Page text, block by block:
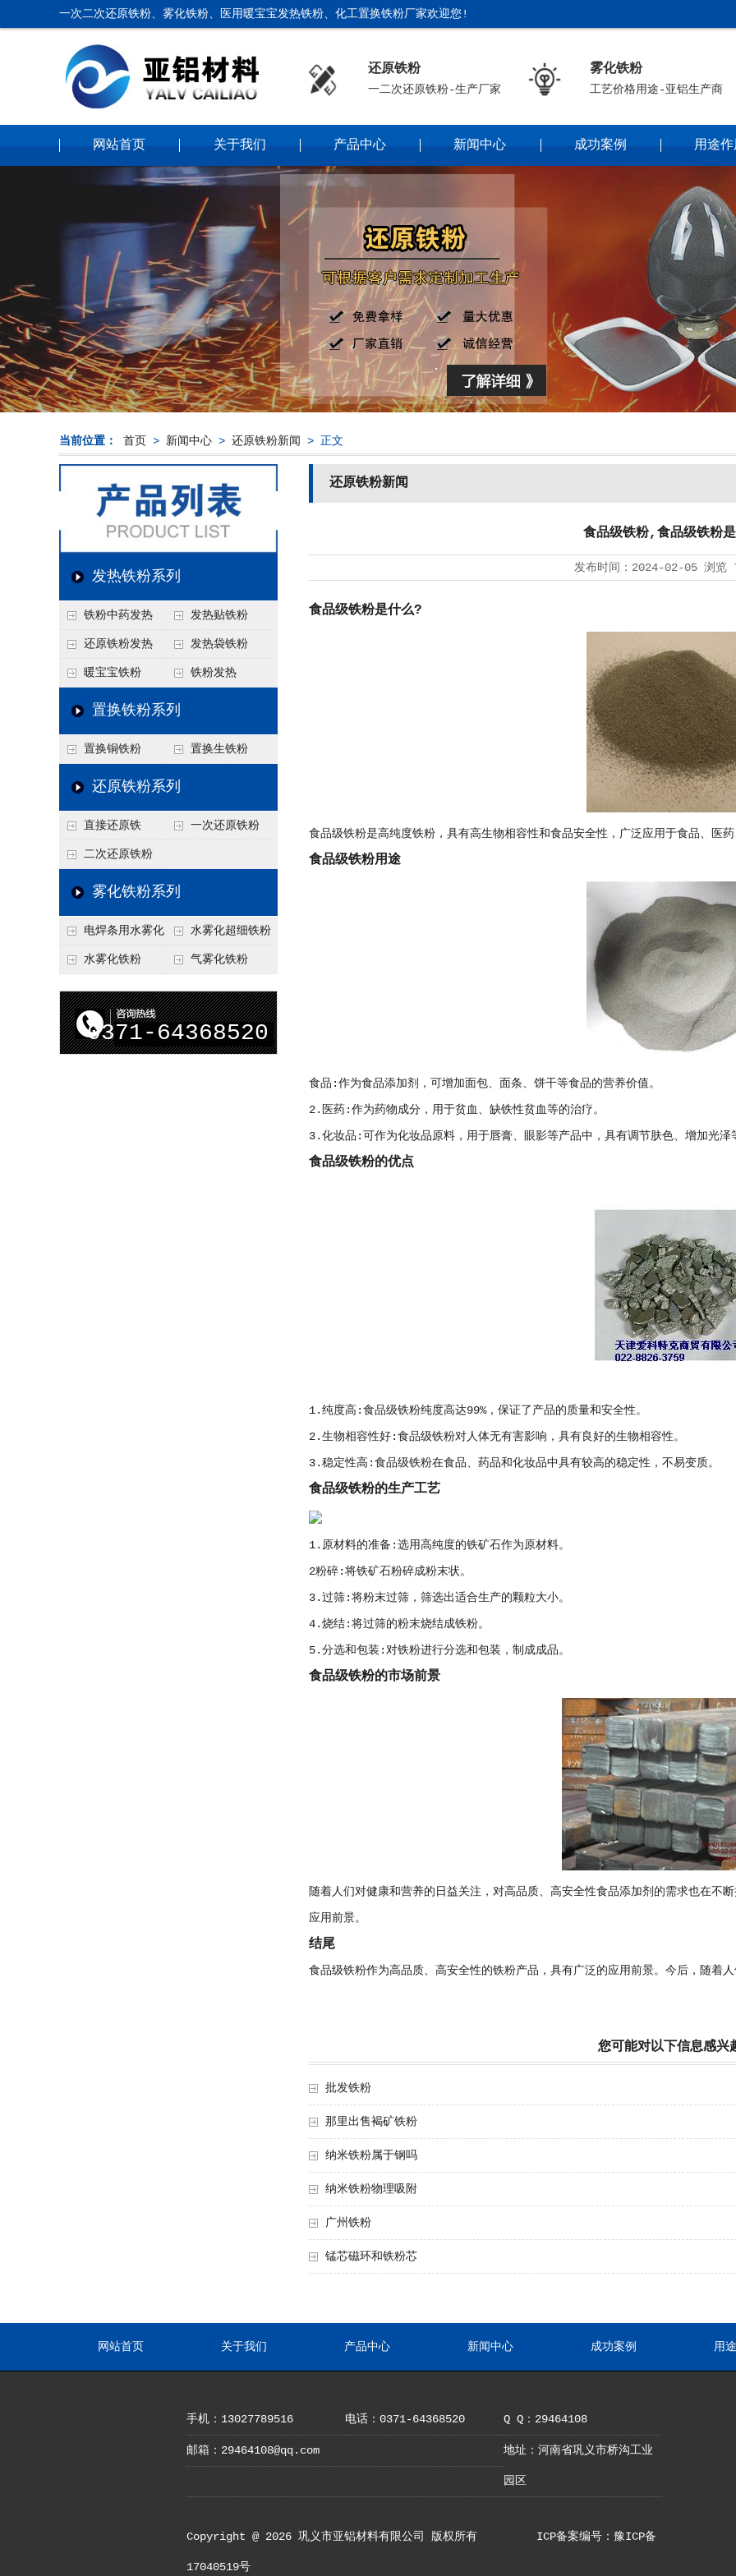
一次二次还原铁粉、雾化铁粉、医用暖宝宝发热铁粉、化工置换铁粉厂家欢迎您!
还原铁粉
一二次还原铁粉-生产厂家
雾化铁粉
工艺价格用途-亚铝生产商
网站首页 关于我们 产品中心 新闻中心 成功案例 用途
当前位置： 首页 > 新闻中心 > 还原铁粉新闻 > 正文
发热铁粉系列
铁粉中药发热 发热贴铁粉
还原铁粉发热 发热袋铁粉
暖宝宝铁粉 铁粉发热
置换铁粉系列
置换铜铁粉 置换生铁粉
还原铁粉系列
直接还原铁 一次还原铁粉
二次还原铁粉
雾化铁粉系列
电焊条用水雾化
铁粉
水雾化超细铁粉
水雾化铁粉 气雾化铁粉
0371-64368520
还原铁粉新闻
食品级铁粉,食品级铁粉
发布时间： 2024-02-05 浏览
食品级铁粉是什么?
食品级铁粉是高纯度铁粉，具有高生物相容性和食品安全性，广泛应用于食品、医
食品级铁粉用途
食品:作为食品添加剂，可增加面包、面条、饼干等食品的营养价值。
2.医药:作为药物成分，用于贫血、缺铁性贫血等的治疗。
3.化妆品:可作为化妆品原料，用于唇膏、眼影等产品中，具有调节肤色、增加光泽
食品级铁粉的优点
1.纯度高:食品级铁粉纯度高达99%，保证了产品的质量和安全性。
2.生物相容性好:食品级铁粉对人体无有害影响，具有良好的生物相容性。
3.稳定性高:食品级铁粉在食品、药品和化妆品中具有较高的稳定性，不易变质。
食品级铁粉的生产工艺
1.原材料的准备:选用高纯度的铁矿石作为原材料。
2粉碎:将铁矿石粉碎成粉末状。
3.过筛:将粉末过筛，筛选出适合生产的颗粒大小。
4.烧结:将过筛的粉末烧结成铁粉。
5.分选和包装:对铁粉进行分选和包装，制成成品。
食品级铁粉的市场前景
随着人们对健康和营养的日益关注，对高品质、高安全性食品添加剂的需求也在不
应用前景。
结尾
食品级铁粉作为高品质、高安全性的铁粉产品，具有广泛的应用前景。今后，随着
您可能对以下信息感兴
批发铁粉
那里出售褐矿铁粉
纳米铁粉属于钢吗
纳米铁粉物理吸附
广州铁粉
锰芯磁环和铁粉芯
网站首页 关于我们 产品中心 新闻中心 成功案例 用
手机：13027789516 电话：0371-64368520 Q Q：29464108
邮箱：29464108@qq.com 地址：河南省巩义市桥沟工业
园区
Copyright @ 2026 巩义市亚铝材料有限公司 版权所有 ICP备案编号：豫ICP备
17040519号